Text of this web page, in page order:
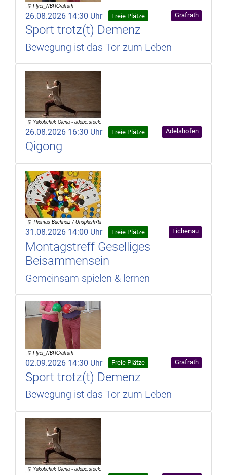
26.08.2026 14:30 Uhr Freie Plätze Grafrath
Sport trotz(t) Demenz
Bewegung ist das Tor zum Leben
26.08.2026 16:30 Uhr Freie Plätze Adelshofen
Qigong
31.08.2026 14:00 Uhr Freie Plätze Eichenau
Montagstreff Geselliges
Beisammensein
Gemeinsam spielen & lernen
02.09.2026 14:30 Uhr Freie Plätze Grafrath
Sport trotz(t) Demenz
Bewegung ist das Tor zum Leben